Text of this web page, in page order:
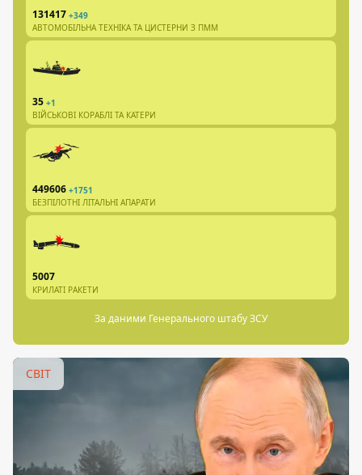
131417 +349
АВТОМОБІЛЬНА ТЕХНІКА ТА ЦИСТЕРНИ З ПММ
35 +1
ВІЙСЬКОВІ КОРАБЛІ ТА КАТЕРИ
449606 +1751
БЕЗПІЛОТНІ ЛІТАЛЬНІ АПАРАТИ
5007
КРИЛАТІ РАКЕТИ
За даними Генерального штабу ЗСУ
СВІТ